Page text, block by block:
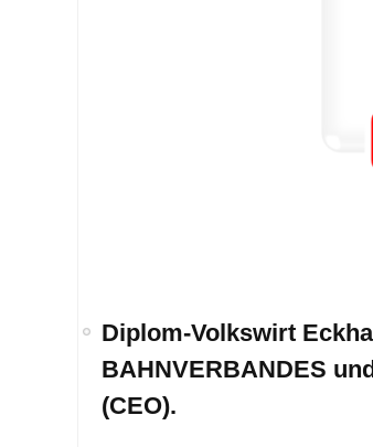
Diplom-Volkswirt
BAHNVERBANDES
(CEO).